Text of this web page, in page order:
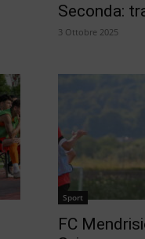
Seconda:
3 Ottobre 2025
Sport
FC